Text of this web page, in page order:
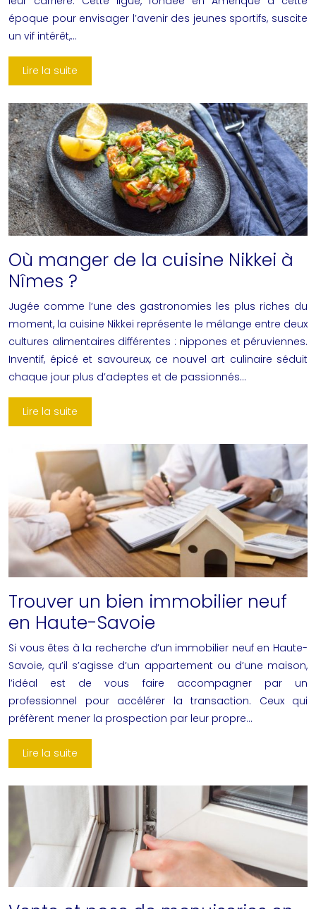
époque pour envisager l’avenir des jeunes sportifs, suscite
un vif intérêt,…
Lire la suite
Où manger de la cuisine Nikkei à
Nîmes ?
Jugée comme l’une des gastronomies les plus riches du
moment, la cuisine Nikkei représente le mélange entre deux
cultures alimentaires différentes : nippones et péruviennes.
Inventif, épicé et savoureux, ce nouvel art culinaire séduit
chaque jour plus d’adeptes et de passionnés…
Lire la suite
Trouver un bien immobilier neuf
en Haute-Savoie
Si vous êtes à la recherche d’un immobilier neuf en Haute-
Savoie, qu’il s’agisse d’un appartement ou d’une maison,
l’idéal est de vous faire accompagner par un
professionnel pour accélérer la transaction. Ceux qui
préfèrent mener la prospection par leur propre…
Lire la suite